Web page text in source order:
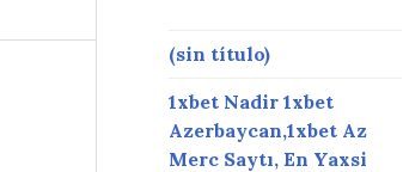
(sin título)
1xbet Nadir 1xbet
Azerbaycan,1xbet Az
Merc Saytı, En Yaxsi